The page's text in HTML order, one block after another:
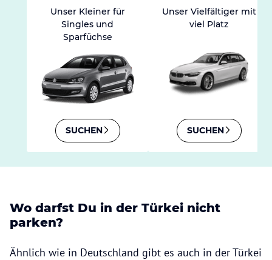
Unser Kleiner für
Singles und
Sparfüchse
SUCHEN
Unser Vielfältiger mit
viel Platz
SUCHEN
Wo darfst Du in der Türkei nicht
parken?
Ähnlich wie in Deutschland gibt es auch in der Türkei